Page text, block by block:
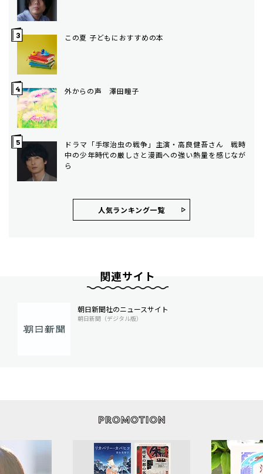
この夏 子どもにおすすめの本
外からの声 澤田瞳子
ドラマ「手塚治虫の戦争」主演・高良健吾さん 戦時
中の少年時代の厳しさと漫画への強い熱量を感じなが
ら
人気ランキング⼀覧
関連サイト
朝日新聞社のニュースサイト
朝日新聞（デジタル版）